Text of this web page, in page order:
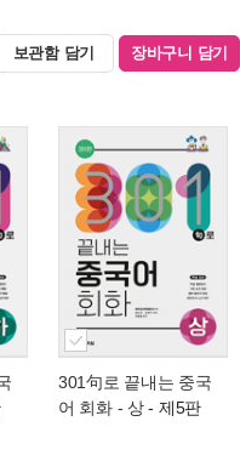
보관함 담기 장바구니 담기
301句로 끝내는 중국
어 회화 - 상- 제5판